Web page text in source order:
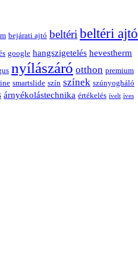
bejárati ajtó beltéri beltéri ajtó
google hangszigetelés hevestherm
nyílászáró otthon premium
smartslide szín színek szúnyogháló
árnyékolástechnika értékelés ívelt íves